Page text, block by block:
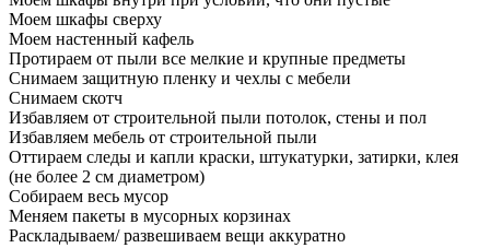
Моем шкафы сверху
Моем настенный кафель
Протираем от пыли все мелкие и крупные предметы
Снимаем защитную пленку и чехлы с мебели
Снимаем скотч
Избавляем от строительной пыли потолок, стены и пол
Избавляем мебель от строительной пыли
Оттираем следы и капли краски, штукатурки, затирки, клея
(не более 2 см диаметром)
Собираем весь мусор
Меняем пакеты в мусорных корзинах
Раскладываем/ развешиваем вещи аккуратно